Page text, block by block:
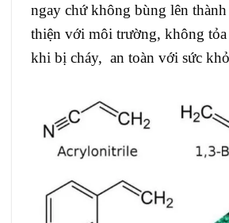
ngay chứ không bùng lên
thiện với môi trường, không
khi bị cháy, an toàn với sức